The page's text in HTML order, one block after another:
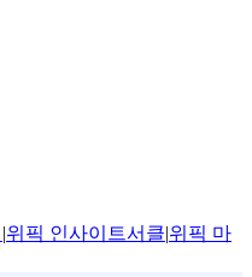
|위픽 인사이트서클|위픽 마